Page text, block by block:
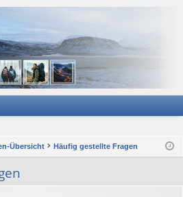
Übersicht Häufig gestellte Fragen